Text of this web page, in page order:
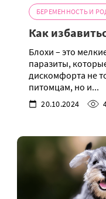
БЕРЕМЕННОСТЬ И
Как
Блохи – это
паразиты,
дискомфорта не
питомцам, но и...
20.10.2024